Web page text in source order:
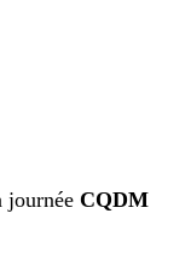
journée CQDM